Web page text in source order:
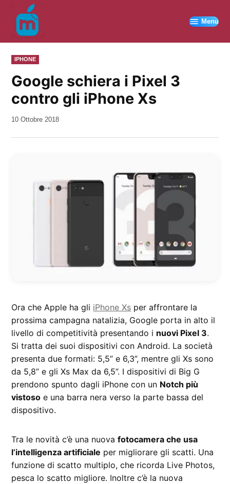
contenuto
Menu
PUBBLICATO
IN
IPHONE
Google schiera i Pixel 3
contro gli iPhone Xs
da
10 Ottobre 2018
Ora che Apple ha gli iPhone Xs per affrontare la
prossima campagna natalizia, Google porta in alto il
livello di competitività presentando i nuovi Pixel 3.
Si tratta dei suoi dispositivi con Android. La società
presenta due formati: 5,5” e 6,3”, mentre gli Xs sono
da 5,8” e gli Xs Max da 6,5”. I dispositivi di Big G
prendono spunto dagli iPhone con un Notch più
vistoso e una barra nera verso la parte bassa del
dispositivo.
Tra le novità c’è una nuovafotocamera che usa
l’intelligenza artificiale per migliorare gli scatti. Una
funzione di scatto multiplo, che ricorda Live Photos,
pesca lo scatto migliore. Inoltre c’è la nuova